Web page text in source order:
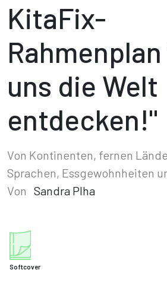
KitaFix-
uns die Welt
entdecken!"
Von Kontinenten, fernen
Sprachen, Essgewohnheiten
Von Sandra Plha
Softcover